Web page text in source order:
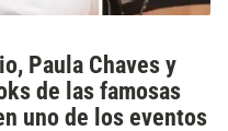
Paula Chaves y
de las famosas
uno de los eventos